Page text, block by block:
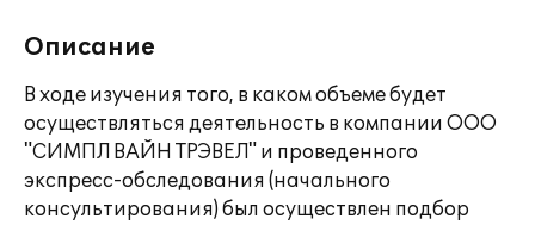
Описание
В ходе изучения того, в каком объеме будет
осуществляться деятельность в компании ООО
"СИМПЛ ВАЙН ТРЭВЕЛ" и проведенного
экспресс-обследования (начального
консультирования) был осуществлен подбор